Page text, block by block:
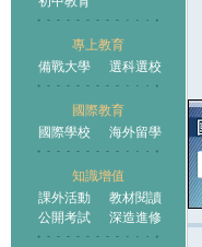
專上教育
備戰大學
選科選校
國際教育
國際學校
海外留學
知識增值
課外活動
教材閱讀
公開考試
深造進修